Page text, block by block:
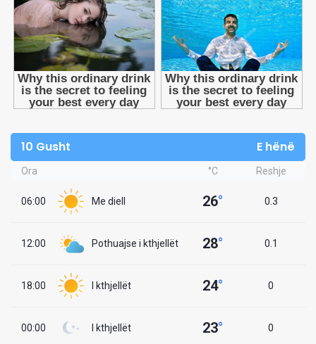
10 Gusht E hënë
Ora °C Reshje
06:00 Me diell 26° 0.3
12:00 Pothuajse i kthjellët 28° 0.1
18:00 I kthjellët 24° 0
00:00 I kthjellët 23° 0